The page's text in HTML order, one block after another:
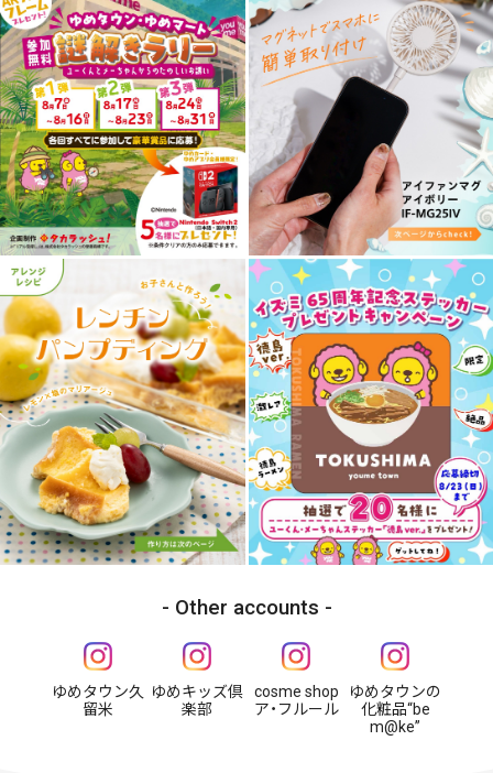
Other accounts
ゆめタウン久
留米
ゆめキッズ倶
楽部
cosme shop
ア・フルール
ゆめタウンの
化粧品“be
m@ke”